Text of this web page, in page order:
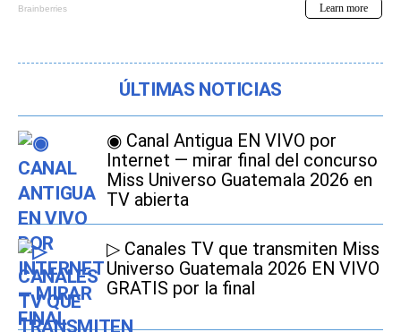
ÚLTIMAS NOTICIAS
◉ Canal Antigua EN VIVO por
Internet — mirar final del concurso
Miss Universo Guatemala 2026 en
TV abierta
▷ Canales TV que transmiten Miss
Universo Guatemala 2026 EN VIVO
GRATIS por la final